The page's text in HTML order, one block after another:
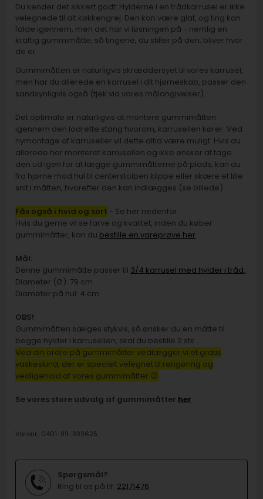
Du kender det sikkert godt: Hylderne i en trådkarrusel er ikke
velegnede til alt køkkengrej. Den kan være glat, og ting kan
falde igennem, men det har vi løsningen på - nemlig en
kraftig gummimåtte, så tingene, du stiller på den, bliver hvor
de er.
Gummimåtten er naturligvis skræddersyet til vores karrusel,
men har du allerede en karrusel i dit hjørneskab, passer den
sandsynligvis også (tjek via vores målangivelser).
Det optimale er naturligvis at montere gummimåtten
igennem den lodrette stang hvorom, karrusellen kører. Ved
nymontage af karruseller vil dette altid være muligt. Hvis du
allerede har monteret karrusellen og ikke ønsker at tage
den ud igen for at lægge gummimåtterne på plads, kan du
fra hjørne mod hul til centerstolpen klippe eller skære et lille
snit i måtten, hvorefter den kan indlægges (se billede).
Fås også i hvid og sort - Se her nedenfor
Hvis du gerne vil se farve og kvalitet, inden du køber
gummimåtter, kan du bestille en vareprøve her
Mål:
Denne gummimåtte passer til 3/4 karrusel med hylder i tråd.
Diameter (Ø): 79 cm
Diameter på hul: 4 cm
OBS!
Gummimåtten sælges stykvis, så ønsker du en måtte til
begge hylder i karrusellen, skal du bestille 2 stk.
Ved din ordre på gummimåtter vedlægger vi et gratis
vaskeskind, der er specielt velegnet til rengøring og
vedligehold af vores gummimåtter 😉
Se vores store udvalg af gummimåtter her
Varenr.: 0401-99-339625
Spørgsmål?
Ring til os på tlf. 22171476